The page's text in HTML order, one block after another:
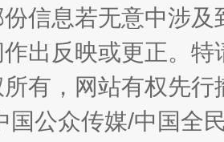
丛生
生
份信息若无意中涉
出反映或更正。
有，网站有权先
国公众传媒/中国全